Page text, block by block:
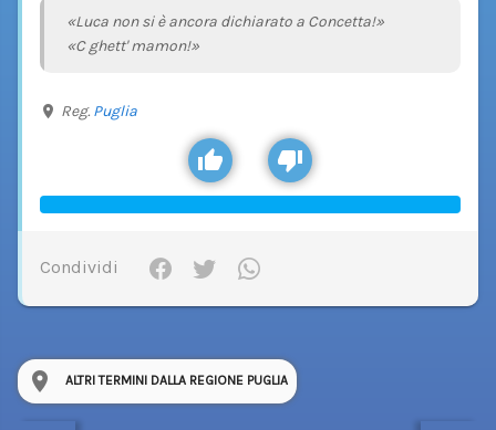
«Luca non si è ancora dichiarato a Concetta!»
«C ghett' mamon!»
Reg. Puglia
Condividi
ALTRI TERMINI DALLA REGIONE PUGLIA